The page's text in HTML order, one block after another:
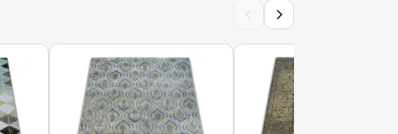
argento IMITAZIONE PELLICCIA DI
‹ ›